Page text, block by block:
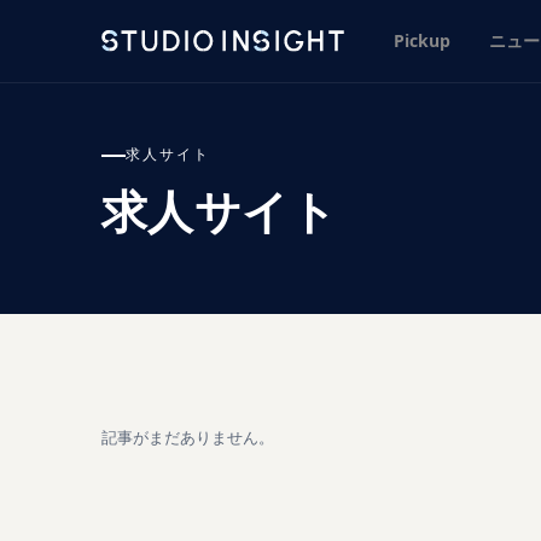
Pickup ニュ
求人サイト
求人サイト
記事がまだありません。